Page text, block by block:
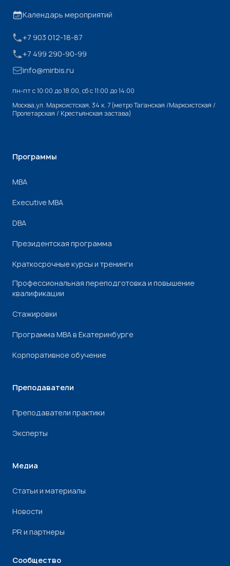
Календарь мероприятий
+7 903 012-18-87
+7 499 290-90-99
info@mirbis.ru
пн-пт с 10:00 до 18:00, cб с 11:00 до 14:00
Москва,ул. Марксистская, 34 к. 7 (метро Таганская /Марксистская /
Пролетарская / Крестьянская застава)
Программы
МВА
Executive MBA
DBA
Президентская программа
Краткосрочные курсы и тренинги
Профессиональная переподготовка и повышение
квалификации
Стажировки
Программа МВА в Екатеринбурге
Корпоративное обучение
Преподаватели
Преподаватели практики
Эксперты
Медиа
Статьи и материалы
Новости
PR и партнеры
Сообщество